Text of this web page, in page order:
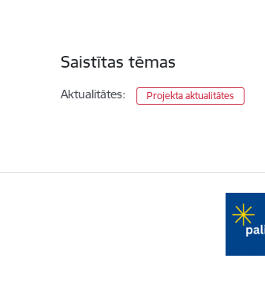
Saistītas tēmas
Aktualitātes: Projekta aktualitātes